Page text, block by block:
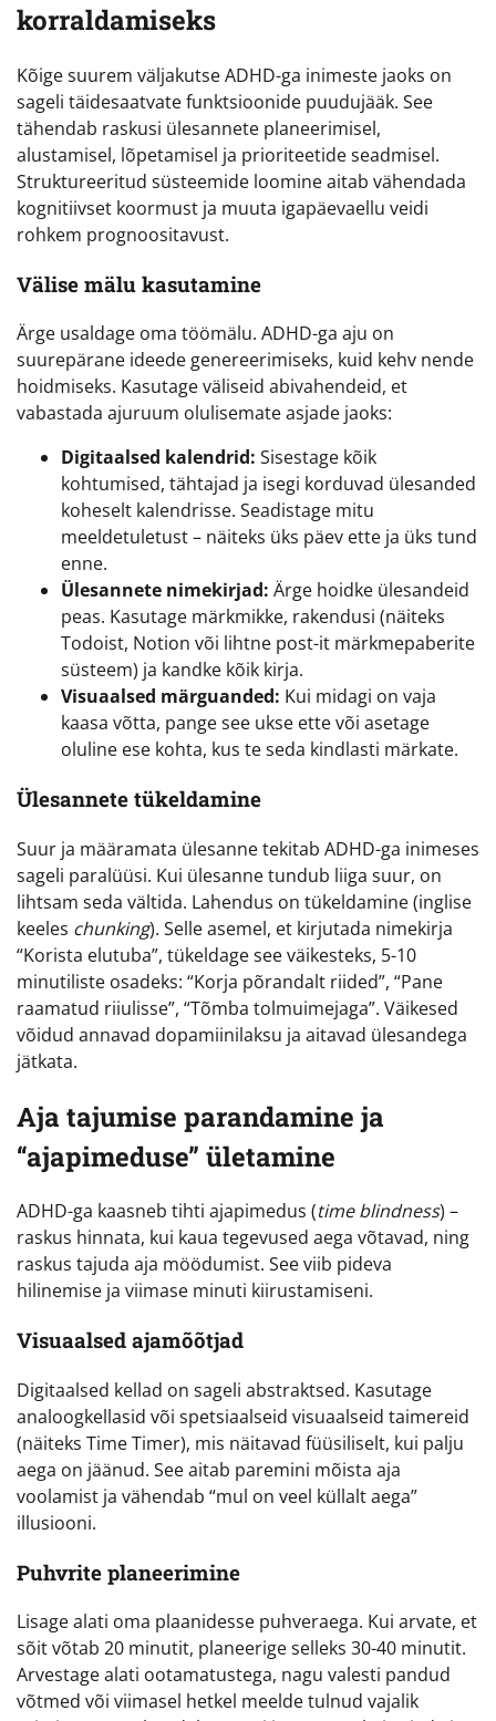
korraldamiseks
Kõige suurem väljakutse ADHD-ga inimeste jaoks on
sageli täidesaatvate funktsioonide puudujääk. See
tähendab raskusi ülesannete planeerimisel,
alustamisel, lõpetamisel ja prioriteetide seadmisel.
Struktureeritud süsteemide loomine aitab vähendada
kognitiivset koormust ja muuta igapäevaellu veidi
rohkem prognoositavust.
Välise mälu kasutamine
Ärge usaldage oma töömälu. ADHD-ga aju on
suurepärane ideede genereerimiseks, kuid kehv nende
hoidmiseks. Kasutage väliseid abivahendeid, et
vabastada ajuruum olulisemate asjade jaoks:
Digitaalsed kalendrid: Sisestage kõik
kohtumised, tähtajad ja isegi korduvad ülesanded
koheselt kalendrisse. Seadistage mitu
meeldetuletust – näiteks üks päev ette ja üks tund
enne.
Ülesannete nimekirjad: Ärge hoidke ülesandeid
peas. Kasutage märkmikke, rakendusi (näiteks
Todoist, Notion või lihtne post-it märkmepaberite
süsteem) ja kandke kõik kirja.
Visuaalsed märguanded: Kui midagi on vaja
kaasa võtta, pange see ukse ette või asetage
oluline ese kohta, kus te seda kindlasti märkate.
Ülesannete tükeldamine
Suur ja määramata ülesanne tekitab ADHD-ga inimeses
sageli paralüüsi. Kui ülesanne tundub liiga suur, on
lihtsam seda vältida. Lahendus on tükeldamine (inglise
keeles chunking). Selle asemel, et kirjutada nimekirja
“Korista elutuba”, tükeldage see väikesteks, 5-10
minutiliste osadeks: “Korja põrandalt riided”, “Pane
raamatud riiulisse”, “Tõmba tolmuimejaga”. Väikesed
võidud annavad dopamiinilaksu ja aitavad ülesandega
jätkata.
Aja tajumise parandamine ja
“ajapimeduse” ületamine
ADHD-ga kaasneb tihti ajapimedus (time blindness) –
raskus hinnata, kui kaua tegevused aega võtavad, ning
raskus tajuda aja möödumist. See viib pideva
hilinemise ja viimase minuti kiirustamiseni.
Visuaalsed ajamõõtjad
Digitaalsed kellad on sageli abstraktsed. Kasutage
analoogkellasid või spetsiaalseid visuaalseid taimereid
(näiteks Time Timer), mis näitavad füüsiliselt, kui palju
aega on jäänud. See aitab paremini mõista aja
voolamist ja vähendab “mul on veel küllalt aega”
illusiooni.
Puhvrite planeerimine
Lisage alati oma plaanidesse puhveraega. Kui arvate, et
sõit võtab 20 minutit, planeerige selleks 30-40 minutit.
Arvestage alati ootamatustega, nagu valesti pandud
võtmed või viimasel hetkel meelde tulnud vajalik